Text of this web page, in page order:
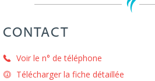
CONTACT
Voir le n° de téléphone
Télécharger la fiche détaillée